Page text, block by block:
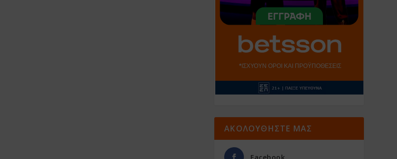
ΑΚΟΛΟΥΘΗΣΤΕ ΜΑΣ